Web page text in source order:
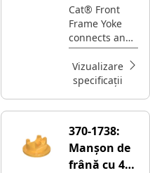
frontal
Cat® Front
Frame Yoke
connects and
supports the
front
assembly,
stability and
equipment
operations
Vizualizare
specificații
370-1738:
Manșon de
frână cu 40